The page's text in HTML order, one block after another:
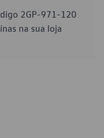
2GP-971-120
na sua loja